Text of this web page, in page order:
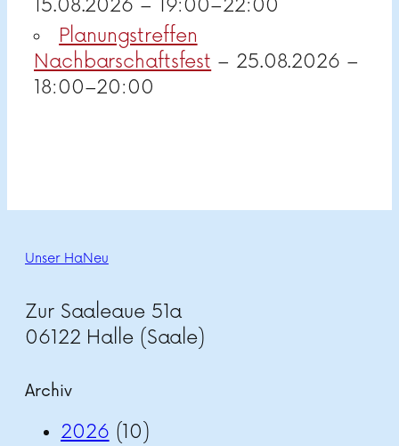
15.08.2026 – 19:00–22:00
Planungstreffen
Nachbarschaftsfest – 25.08.2026 –
18:00–20:00
Unser HaNeu
Zur Saaleaue 51a
06122 Halle (Saale)
Archiv
2026 (10)